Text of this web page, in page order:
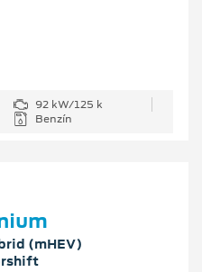
92 kW/125 k
Benzín
(mHEV)